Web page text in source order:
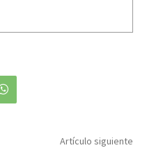
Artículo siguiente